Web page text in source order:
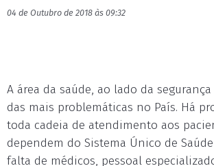
04 de Outubro de 2018 às 09:32
A área da saúde, ao lado da
das mais problemáticas no País. Há
toda cadeia de atendimento aos
dependem do Sistema Único de Saúde
falta de médicos, pessoal